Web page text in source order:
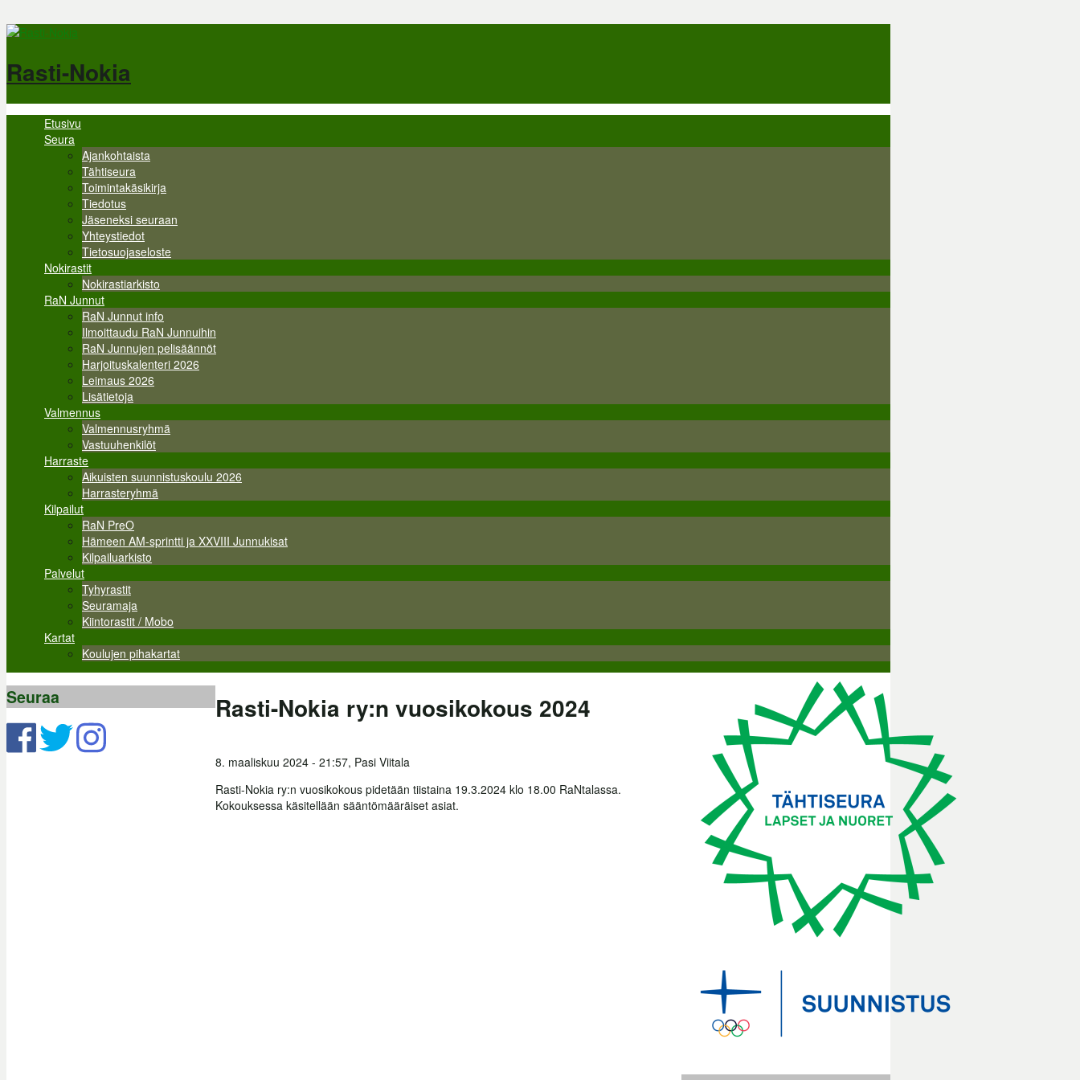
Hyppää pääsisältöön
Rasti-Nokia
Valikko
Etusivu
Seura
Ajankohtaista
Tähtiseura
Toimintakäsikirja
Tiedotus
Jäseneksi seuraan
Yhteystiedot
Tietosuojaseloste
Nokirastit
Nokirastiarkisto
RaN Junnut
RaN Junnut info
Ilmoittaudu RaN Junnuihin
RaN Junnujen pelisäännöt
Harjoituskalenteri 2026
Leimaus 2026
Lisätietoja
Valmennus
Valmennusryhmä
Vastuuhenkilöt
Harraste
Aikuisten suunnistuskoulu 2026
Harrasteryhmä
Kilpailut
RaN PreO
Hämeen AM-sprintti ja XXVIII Junnukisat
Kilpailuarkisto
Palvelut
Tyhyrastit
Seuramaja
Kiintorastit / Mobo
Kartat
Koulujen pihakartat
Rasti-Nokia ry:n vuosikokous 2024
8. maaliskuu 2024 - 21:57, Pasi Viitala
Rasti-Nokia ry:n vuosikokous pidetään tiistaina 19.3.2024 klo 18.00 RaNtalassa.
Kokouksessa käsitellään sääntömääräiset asiat.
Seuraa